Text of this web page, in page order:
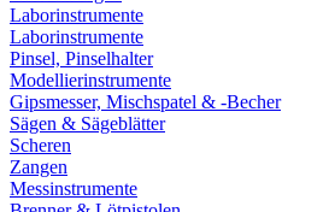
Laborinstrumente
Laborinstrumente
Pinsel, Pinselhalter
Modellierinstrumente
Gipsmesser, Mischspatel & -Becher
Sägen & Sägeblätter
Scheren
Zangen
Messinstrumente